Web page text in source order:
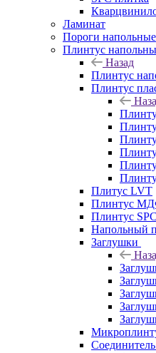
Ламинат
Пороги напольные
Плинтус
Назад
Плинтус
Плинтус
Плитус LVT
Плинтус
Плинтус SPC
Напольный
Заглушки
Соединитель